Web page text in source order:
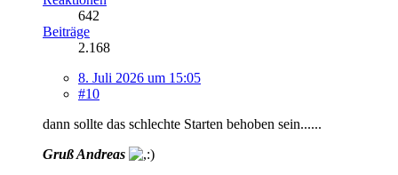
642
Beiträge
2.168
8. Juli 2026 um 15:05
#10
dann sollte das schlechte Starten behoben sein......
Gruß Andreas